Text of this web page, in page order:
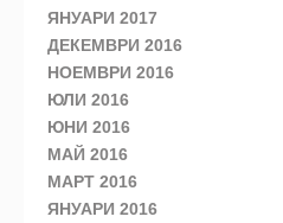
ЯНУАРИ 2017
ДЕКЕМВРИ 2016
НОЕМВРИ 2016
ЮЛИ 2016
ЮНИ 2016
МАЙ 2016
МАРТ 2016
ЯНУАРИ 2016